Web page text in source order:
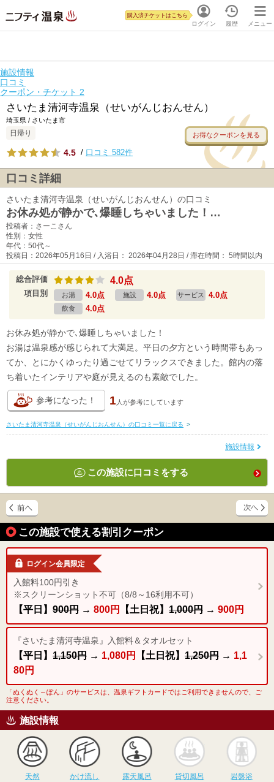
ログイン
購入済チケットはこちら
履歴 メニュー
施設情報
口コミ
クーポン・チケット 2
さいたま清河寺温泉（せいがんじおんせん）
埼玉県 / さいたま市
日帰り お得なクーポンを見る
4.5 / 口コミ 582件
口コミ詳細
さいたま清河寺温泉（せいがんじおんせん）の口コミ
お休み処が静かで､爆睡しちゃいました！…
投稿者：さーこさん
性別：女性
年代：50代～
投稿日：2026年05月16日 / 入浴日： 2026年04月28日 / 滞在時間： 5時間以内
総合評価 4.0点
項目別 お湯 4.0点 施設 4.0点 サービス 4.0点
飲食 4.0点
お休み処が静かで､爆睡しちゃいました！
お湯は温泉感が感じられて大満足。平日の夕方という時間帯もあっ
てか、とにかくゆったり過ごせてリラックスできました。館内の落
ち着いたインテリアや庭が見えるのも素敵でした。
参考になった！ 1 人が参考にしています
さいたま清河寺温泉（せいがんじおんせん）の口コミ一覧に戻る >
施設情報
この施設に口コミをする
この施設で使える割引クーポン
ログイン会員限定
入館料100円引き
※スクリーンショット不可（8/8～16利用不可）
【平日】 900円 → 800円 【土日祝】 1,000円 → 900円
『さいたま清河寺温泉』入館料＆タオルセット
【平日】 1,150円 → 1,080円 【土日祝】 1,250円 → 1,1
80円
「ぬくぬく～ぽん」のサービスは、温泉ギフトカードではご利用できませんので、ご
注意ください。
施設情報
天然
かけ流し
かけ流し
露天風呂
露天風呂
貸切風呂
貸切風呂 岩盤浴